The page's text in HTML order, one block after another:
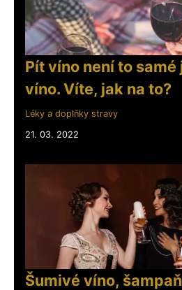
Pít víno není to
víno. Víte, jak na to?
Léky a doplňky stravy
21. 03. 2022
Šumivé víno,